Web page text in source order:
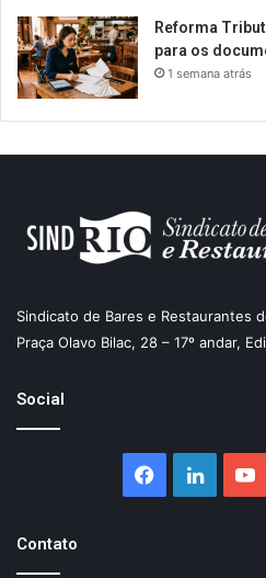
Reforma
para os
1 semana atrás
Sindicato de Bares e Restaurantes
Praça Olavo Bilac, 28 – 17º andar,
Social
Facebook
Contato